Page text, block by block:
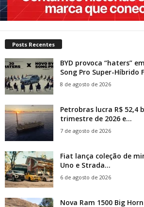
Posts Recentes
BYD provoca “haters”
Song Pro Super-Híbrido
8 de agosto de 2026
Petrobras lucra R$ 52,4
trimestre de 2026 e...
7 de agosto de 2026
Fiat lança coleção de
Uno e Strada...
6 de agosto de 2026
Nova Ram 1500 Big